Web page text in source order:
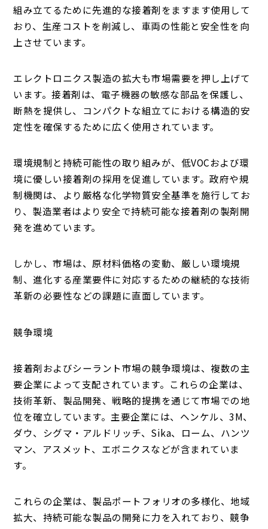
組み立てるために先進的な接着剤をますます使用して
おり、生産コストを削減し、車両の性能と安全性を向
上させています。
エレクトロニクス製造の拡大も市場需要を押し上げて
います。接着剤は、電子機器の敏感な部品を保護し、
断熱を提供し、コンパクトな組立てにおける構造的安
定性を確保するために広く使用されています。
環境規制と持続可能性の取り組みが、低VOCおよび環
境に優しい接着剤の採用を促進しています。政府や規
制機関は、より厳格な化学物質安全基準を施行してお
り、製造業者はより安全で持続可能な接着剤の製剤開
発を進めています。
しかし、市場は、原材料価格の変動、厳しい環境規
制、進化する産業要件に対応するための継続的な技術
革新の必要性などの課題に直面しています。
競争環境
接着剤およびシーラント市場の競争環境は、複数の主
要企業によって支配されています。これらの企業は、
技術革新、製品開発、戦略的提携を通じて市場での地
位を確立しています。主要企業には、ヘンケル、3M、
ダウ、シグマ・アルドリッチ、Sika、ローム、ハンツ
マン、アスメット、エボニクスなどが含まれていま
す。
これらの企業は、製品ポートフォリオの多様化、地域
拡大、持続可能な製品の開発に力を入れており、競争